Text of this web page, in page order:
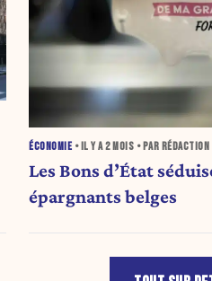
ÉCONOMIE • IL Y A2 MOIS • PAR RÉDACTION
Les Bons d’État
épargnants belges